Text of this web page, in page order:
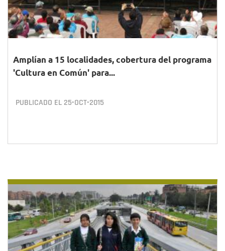
Amplían a 15 localidades, cobertura del programa
'Cultura en Común' para...
PUBLICADO EL 25•OCT•2015